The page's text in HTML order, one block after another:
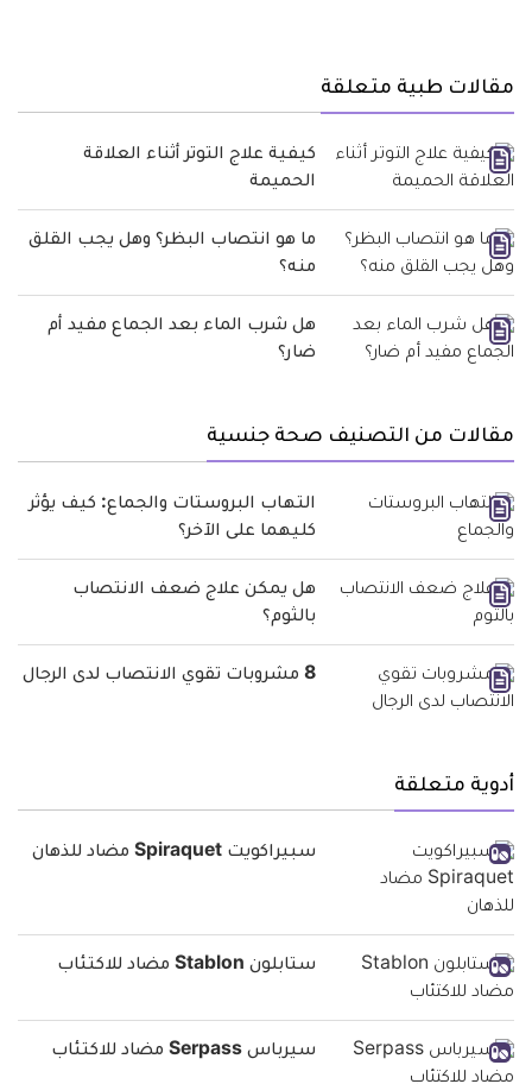
مقالات طبية متعلقة
كيفية علاج التوتر أثناء العلاقة
الحميمة
ما هو انتصاب البظر؟ وهل يجب القلق
منه؟
هل شرب الماء بعد الجماع مفيد أم
ضار؟
مقالات من التصنيف صحة جنسية
التهاب البروستات والجماع: كيف يؤثر
كليهما على الآخر؟
هل يمكن علاج ضعف الانتصاب
بالثوم؟
8 مشروبات تقوي الانتصاب لدى الرجال
أدوية متعلقة
سبيراكويت Spiraquet مضاد للذهان
ستابلون Stablon مضاد للاكتئاب
سيرباس Serpass مضاد للاكتئاب